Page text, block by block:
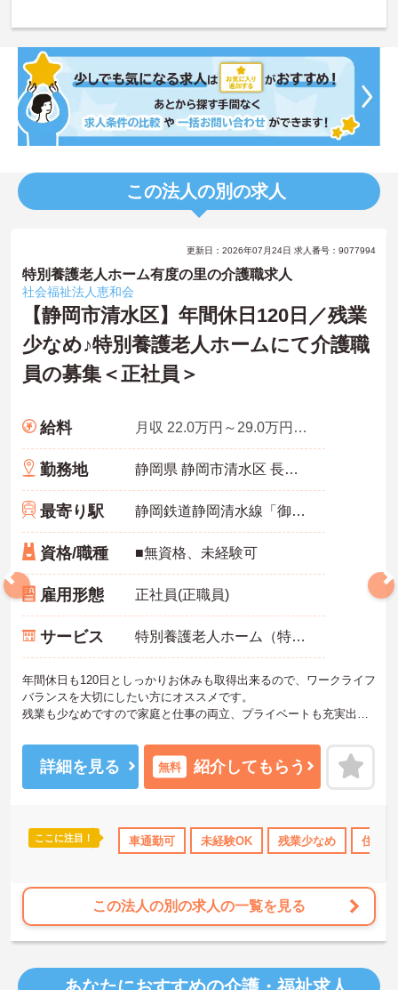
この法人の別の求人
取得実績あり 社会保険完備 交通費支給
更新日：2026年07月24日 求人番号：9077994
特別養護老人ホーム有度の里の介護職求人
社会福祉法人恵和会
【静岡市清水区】年間休日120日／残業
少なめ♪特別養護老人ホームにて介護職
員の募集＜正社員＞
給料 月収 22.0万円～29.0万円程度※諸手当込
勤務地 静岡県 静岡市清水区 長崎新田311
最寄り駅 静岡鉄道静岡清水線「御門台駅」徒歩16分
資格/職種 ■無資格、未経験可
雇用形態 正社員(正職員)
サービス 特別養護老人ホーム（特養）
年間休日も120日としっかりお休みも取得出来るので、ワークライフ
バランスを大切にしたい方にオススメです。
残業も少なめですので家庭と仕事の両立、プライベートも充実出来
ご興味がある方は是非一度マイナビまでお問合せ下さい。更に詳細
などお伝えします。
詳細を見る 無料 紹介してもらう
ここに注目！ 車通勤可 未経験OK 残業少なめ 住宅
この法人の別の求人の一覧を見る